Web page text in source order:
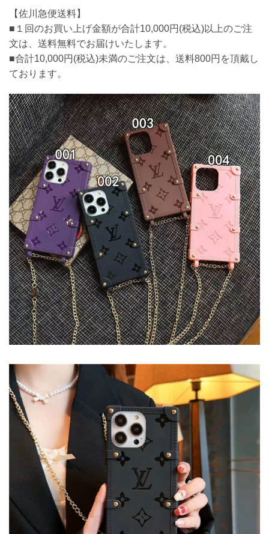
【佐川急便送料】
■１回のお買い上げ金額が合計10,000円(税込)以上のご注
文は、送料無料でお届けいたします。
■合計10,000円(税込)未満のご注文は、送料800円を頂戴し
ております。